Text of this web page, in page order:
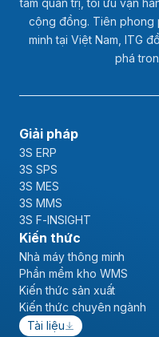
tầm quản trị, tối ưu vận
cộng đồng. Tiên phong
minh tại Việt Nam, ITG
phá
Giải pháp
3S ERP
3S SPS
3S MES
3S MMS
3S F-INSIGHT
Kiến thức
Nhà máy thông minh
Phần mềm kho WMS
Kiến thức sản xuất
Kiến thức chuyên ngành
Tài liệu